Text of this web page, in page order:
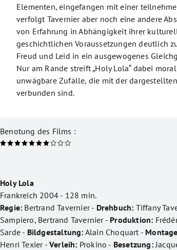
Elementen, eingefangen mit einer
verfolgt Tavernier aber noch eine andere
von Erfahrung in Abhängigkeit ihrer
geschichtlichen Voraussetzungen deutlich
Freud und Leid in ein ausgewogenes
Nur am Rande streift „Holy Lola“ dabei
unwägbare Zufälle, die mit der
verbunden sind.
Benotung des Films :
Holy Lola
Frankreich 2004 - 128 min.
Regie: Bertrand Tavernier - Drehbuch: Tiffany
Sampiero, Bertrand Tavernier - Produktion:
Sarde - Bildgestaltung: Alain Choquart -
Henri Texier - Verleih: Prokino - Besetzung: